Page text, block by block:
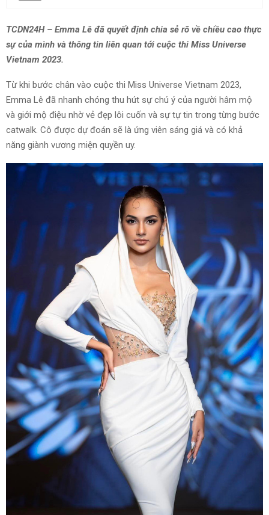
TCDN24H – Emma Lê đã quyết định chia sẻ rõ về chiều cao thực
sự của mình và thông tin liên quan tới cuộc thi Miss Universe
Vietnam 2023.
Từ khi bước chân vào cuộc thi Miss Universe Vietnam 2023,
Emma Lê đã nhanh chóng thu hút sự chú ý của người hâm mộ
và giới mộ điệu nhờ vẻ đẹp lôi cuốn và sự tự tin trong từng bước
catwalk. Cô được dự đoán sẽ là ứng viên sáng giá và có khả
năng giành vương miện quyền uy.